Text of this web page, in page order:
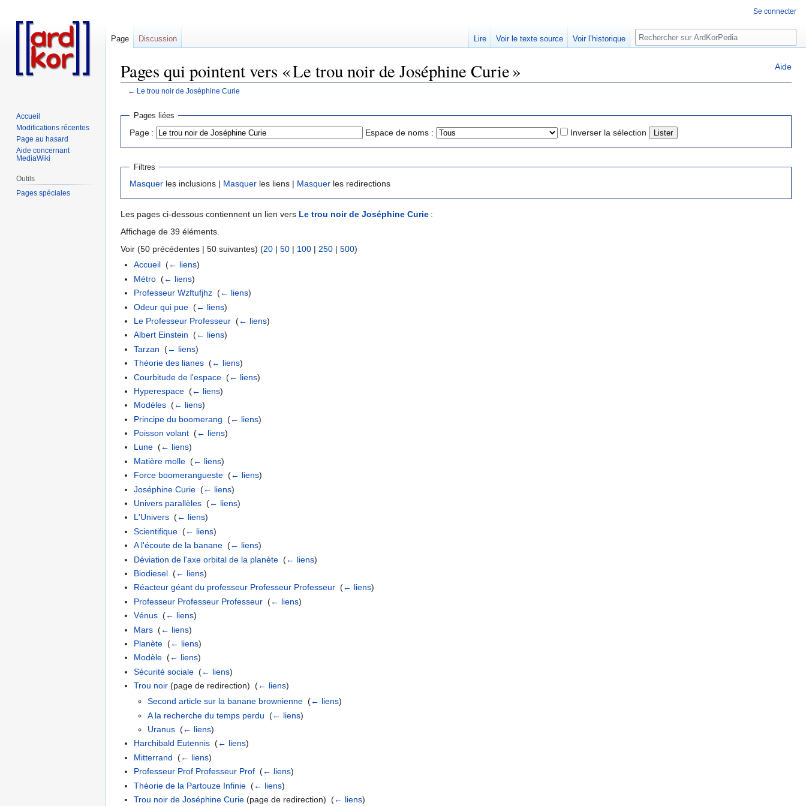
Aide
Pages qui pointent vers « Le trou noir de Joséphine Curie »
← Le trou noir de Joséphine Curie
Aller
navigation
Aller
recherche
Pages liées
Page : Espace de noms : Inverser la sélection
Filtres
Masquer les inclusions | Masquer les liens | Masquer les redirections
Les pages ci-dessous contiennent un lien vers Le trou noir de Joséphine Curie :
Affichage de 39 éléments.
Voir (50 précédentes | 50 suivantes) (20 | 50 | 100 | 250 | 500)
Accueil ‎(← liens)
Métro ‎(← liens)
Professeur Wzftufjhz ‎(← liens)
Odeur qui pue ‎(← liens)
Le Professeur Professeur ‎(← liens)
Albert Einstein ‎(← liens)
Tarzan ‎(← liens)
Théorie des lianes ‎(← liens)
Courbitude de l'espace ‎(← liens)
Hyperespace ‎(← liens)
Modèles ‎(← liens)
Principe du boomerang ‎(← liens)
Poisson volant ‎(← liens)
Lune ‎(← liens)
Matière molle ‎(← liens)
Force boomerangueste ‎(← liens)
Joséphine Curie ‎(← liens)
Univers parallèles ‎(← liens)
L'Univers ‎(← liens)
Scientifique ‎(← liens)
A l'écoute de la banane ‎(← liens)
Déviation de l'axe orbital de la planète ‎(← liens)
Biodiesel ‎(← liens)
Réacteur géant du professeur Professeur Professeur ‎(← liens)
Professeur Professeur Professeur ‎(← liens)
Vénus ‎(← liens)
Mars ‎(← liens)
Planète ‎(← liens)
Modèle ‎(← liens)
Sécurité sociale ‎(← liens)
Trou noir (page de redirection) ‎(← liens)
Second article sur la banane brownienne‎ (← liens)
A la recherche du temps perdu (← liens)
Uranus‎ (← liens)
Harchibald Eutennis ‎(← liens)
Mitterrand ‎(← liens)
Professeur Prof Professeur Prof ‎(← liens)
Théorie de la Partouze Infinie ‎(← liens)
Trou noir de Joséphine Curie (page de redirection) ‎(← liens)
Se connecter
Page Discussion Lire Voir le texte source Voir l’historique Rechercher
Accueil
Modifications récentes
Page au hasard
Aide concernant
MediaWiki
Outils
Pages spéciales